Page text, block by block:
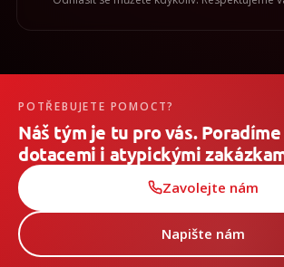
POTŘEBUJETE POMOCT?
Náš tým je tu pro vás.
dotacemi i atypickými
Zavolejte nám
Napište nám